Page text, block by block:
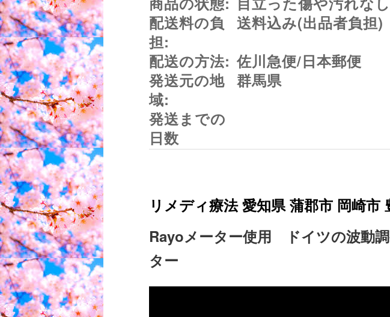
配送料の負
担:
送料込み(出品者負担)
配送の方法: 佐川急便/日本郵便
発送元の地
域:
群馬県
発送までの
日数
リメディ療法 愛知県 蒲郡市 岡崎市
Rayoメーター使用 ドイツの波動
ター